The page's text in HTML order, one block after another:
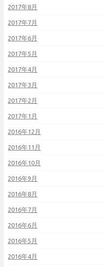
2017年8月
2017年7月
2017年6月
2017年5月
2017年4月
2017年3月
2017年2月
2017年1月
2016年12月
2016年11月
2016年10月
2016年9月
2016年8月
2016年7月
2016年6月
2016年5月
2016年4月